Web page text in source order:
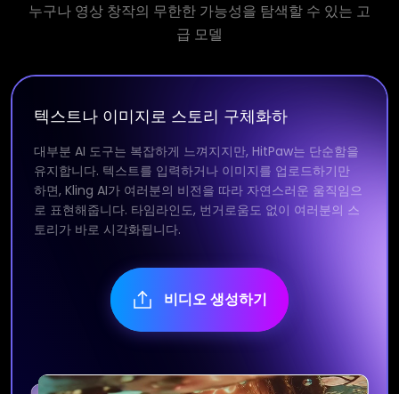
누구나 영상 창작의 무한한 가능성을 탐색할 수 있는 고
급 모델
텍스트나 이미지로 스토리 구체화하
대부분 AI 도구는 복잡하게 느껴지지만, HitPaw는 단순함을
유지합니다. 텍스트를 입력하거나 이미지를 업로드하기만
하면, Kling AI가 여러분의 비전을 따라 자연스러운 움직임으
로 표현해줍니다. 타임라인도, 번거로움도 없이 여러분의 스
토리가 바로 시각화됩니다.
비디오 생성하기